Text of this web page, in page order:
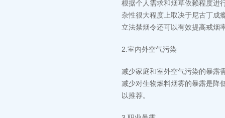
根据个人需求和烟草依赖程度进
杂性很大程度上取决于尼古丁成
立法禁烟令还可以有效提高戒烟
2.室内外空气污染
减少家庭和室外空气污染的暴露
减少对生物燃料烟雾的暴露是降
以推荐。